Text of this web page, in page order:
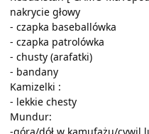
nakrycie głowy
- czapka baseballówka
- czapka patrolówka
- chusty (arafatki)
- bandany
Kamizelki :
- lekkie chesty
Mundur: